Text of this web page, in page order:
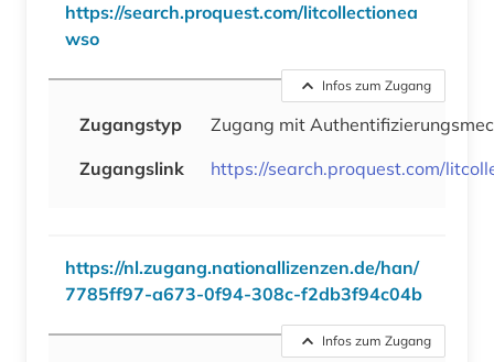
https://search.proquest.com/litcollectionea
wso
Infos zum Zugang
Zugangstyp
Zugang mit
Zugangslink
https://search.proquest.com/
https://nl.zugang.nationallizenzen.de/han/
7785ff97-a673-0f94-308c-f2db3f94c04b
Infos zum Zugang